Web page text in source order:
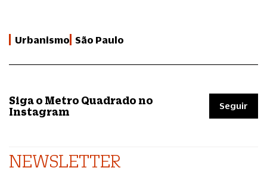
Urbanismo São Paulo
Siga o Metro Quadrado no
Instagram
Seguir
NEWSLETTER